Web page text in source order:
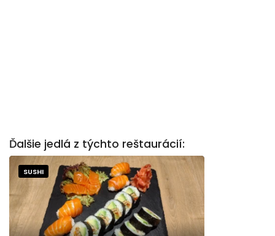
Ďalšie jedlá z týchto reštaurácií:
SUSHI